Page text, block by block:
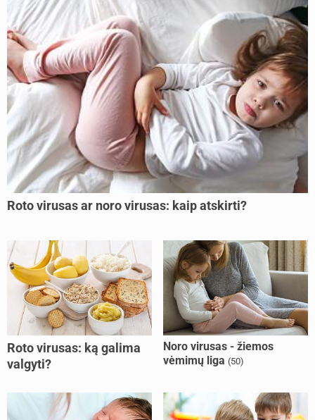
Roto virusas ar noro virusas: kaip atskirti?
Roto virusas: ką galima
valgyti?
Noro virusas - žiemos
vėmimų liga (50)